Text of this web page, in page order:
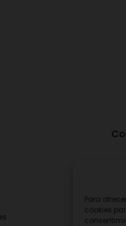
Para
cookies